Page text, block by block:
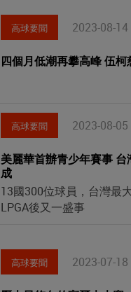
高球要聞 2023-08-14
四個月低潮再攀高峰 伍
高球要聞 2023-08-05
美麗華首辦青少年賽事
成
13國300位球員，台灣最
LPGA後又一盛事
高球要聞 2023-07-18